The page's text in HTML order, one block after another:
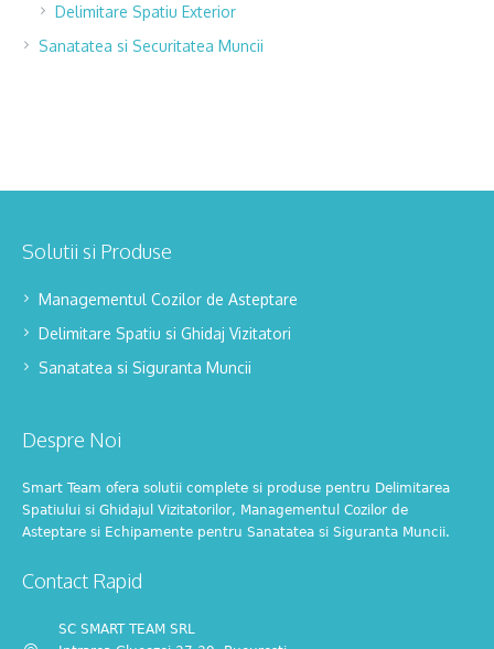
Delimitare Spatiu Exterior
Sanatatea si Securitatea Muncii
Solutii si Produse
Managementul Cozilor de Asteptare
Delimitare Spatiu si Ghidaj Vizitatori
Sanatatea si Siguranta Muncii
Despre Noi
Smart Team ofera solutii complete si produse pentru Delimitarea
Spatiului si Ghidajul Vizitatorilor, Managementul Cozilor de
Asteptare si Echipamente pentru Sanatatea si Siguranta Muncii.
Contact Rapid
SC SMART TEAM SRL